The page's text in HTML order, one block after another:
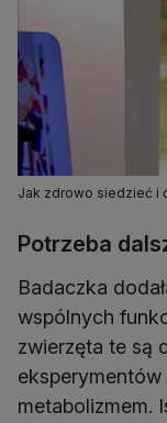
Jak zdrowo siedzieć i
Potrzeba
Badaczka
wspólnych
zwierzęta te są
metabolizmem.